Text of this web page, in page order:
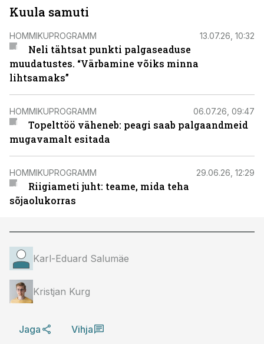
Kuula samuti
HOMMIKUPROGRAMM 13.07.26, 10:32
Neli tähtsat punkti palgaseaduse
muudatustes. “Värbamine võiks minna
lihtsamaks”
HOMMIKUPROGRAMM 06.07.26, 09:47
Topelttöö väheneb: peagi saab palgaandmeid
mugavamalt esitada
HOMMIKUPROGRAMM 29.06.26, 12:29
Riigiameti juht: teame, mida teha
sõjaolukorras
Karl-Eduard Salumäe
Kristjan Kurg
Jaga Vihja